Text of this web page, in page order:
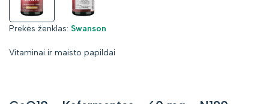
Prekės ženklas: Prekės
Swanson
Vitaminai ir maisto papildai